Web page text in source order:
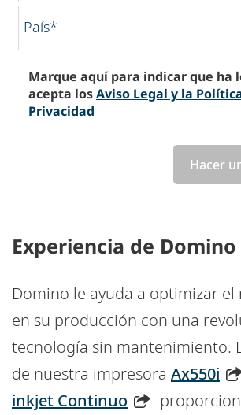
País*
Marque aquí para indicar que ha
acepta losAviso Legal y la
Privacidad
Hacer
Experiencia de Domino
Domino le ayuda a optimizar
en su producción con una
tecnología sin mantenimiento.
de nuestra impresora Ax550i
inkjet Continuo